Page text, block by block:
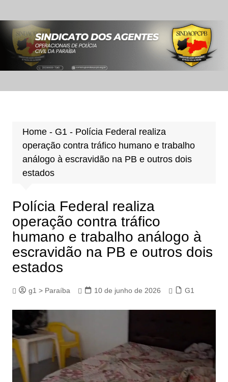
para
conteúdo
Home- G1 - Polícia Federal realiza
operação contra tráfico humano e trabalho
análogo à escravidão na PB e outros dois
estados
Polícia Federal realiza
operação contra tráfico
humano e trabalho análogo à
escravidão na PB e outros dois
estados
g1 > Paraíba 10 de junho de 2026 G1